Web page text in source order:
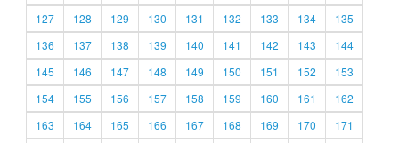
127
128 129 130 131 132 133 134
135
136
137 138 139 140 141 142 143
144
145
146 147 148 149 150 151 152
153
154
155 156 157 158 159 160 161
162
163
164 165 166 167 168 169 170
171